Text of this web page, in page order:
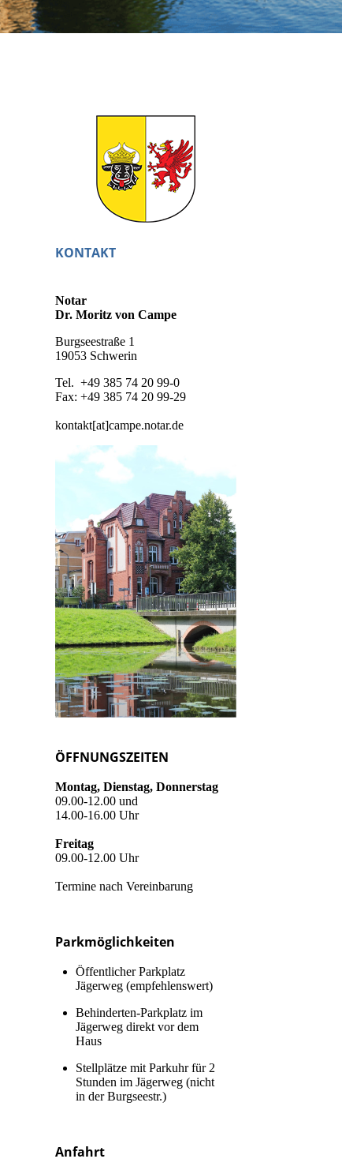
KONTAKT
Notar
Dr. Moritz von Campe
Burgseestraße 1
19053 Schwerin
Tel. +49 385 74 20 99-0
Fax: +49 385 74 20 99-29
kontakt[at]campe.notar.de
ÖFFNUNGSZEITEN
Montag, Dienstag, Donnerstag
09.00-12.00 und
14.00-16.00 Uhr
Freitag
09.00-12.00 Uhr
Termine nach Vereinbarung
Parkmöglichkeiten
Öffent­lich­er Parkplatz
Jägerweg (em­pfeh­lens­wert)
Be­hin­der­ten-Parkplatz im
Jägerweg direkt vor dem
Haus
Stellplätze mit Park­uhr für 2
Stunden im Jägerweg (nicht
in der Burgseestr.)
Anfahrt